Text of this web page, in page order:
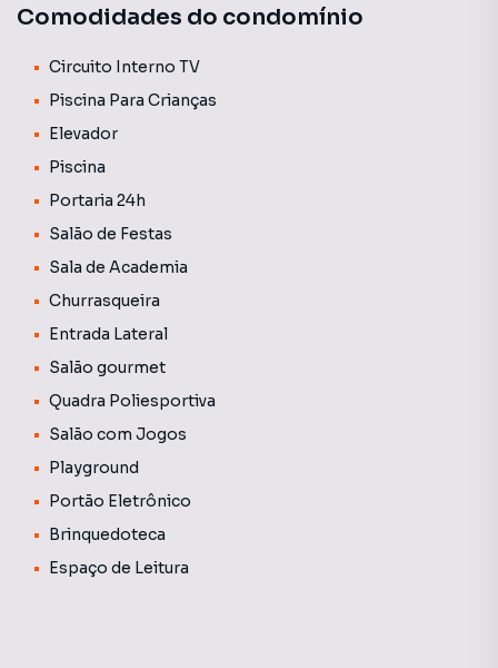
Comodidades do condomínio
Circuito Interno TV
Piscina Para Crianças
Elevador
Piscina
Portaria 24h
Salão de Festas
Sala de Academia
Churrasqueira
Entrada Lateral
Salão gourmet
Quadra Poliesportiva
Salão com Jogos
Playground
Portão Eletrônico
Brinquedoteca
Espaço de Leitura